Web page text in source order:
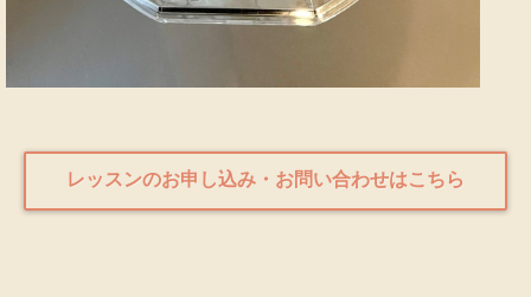
レッスンのお申し込み・お問い合わせはこちら